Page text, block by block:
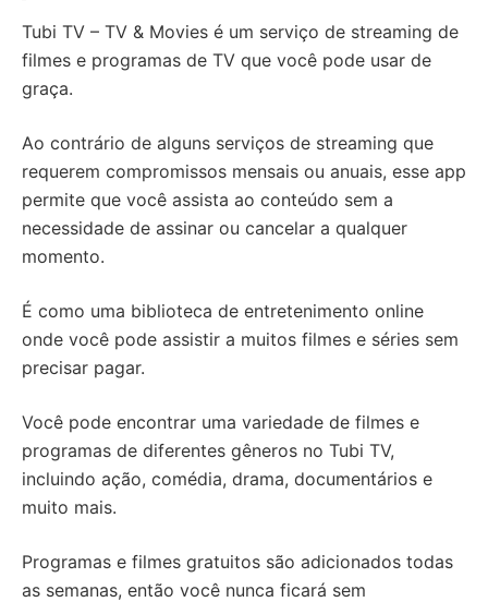
Tubi TV – TV & Movies é um serviço de streaming de
filmes e programas de TV que você pode usar de
graça.
Ao contrário de alguns serviços de streaming que
requerem compromissos mensais ou anuais, esse app
permite que você assista ao conteúdo sem a
necessidade de assinar ou cancelar a qualquer
momento.
É como uma biblioteca de entretenimento online
onde você pode assistir a muitos filmes e séries sem
precisar pagar.
Você pode encontrar uma variedade de filmes e
programas de diferentes gêneros no Tubi TV,
incluindo ação, comédia, drama, documentários e
muito mais.
Programas e filmes gratuitos são adicionados todas
as semanas, então você nunca ficará sem